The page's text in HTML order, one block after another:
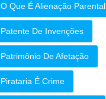
O Que É Alienação Parental
Patente De Invenções
Patrimônio De Afetação
Pirataria É Crime